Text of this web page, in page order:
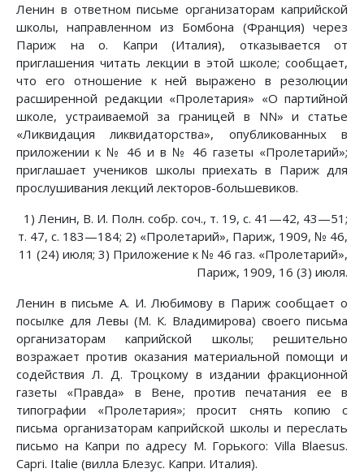
Ленин в ответном письме организаторам каприйской
школы, направленном из Бомбона (Франция) через
Париж на о. Капри (Италия), отказывается от
приглашения читать лекции в этой школе; сообщает,
что его отношение к ней выражено в резолюции
расширенной редакции «Пролетария» «О партийной
школе, устраиваемой за границей в NN» и статье
«Ликвидация ликвидаторства», опубликованных в
приложении к № 46 и в № 46 газеты «Пролетарий»;
приглашает учеников школы приехать в Париж для
прослушивания лекций лекторов-большевиков.
1) Ленин, В. И. Полн. собр. соч., т. 19, с. 41—42, 43—51;
т. 47, с. 183—184; 2) «Пролетарий», Париж, 1909, № 46,
11 (24) июля; 3) Приложение к № 46 газ. «Пролетарий»,
Париж, 1909, 16 (3) июля.
Ленин в письме А. И. Любимову в Париж сообщает о
посылке для Левы (М. К. Владимирова) своего письма
организаторам каприйской школы; решительно
возражает против оказания материальной помощи и
содействия Л. Д. Троцкому в издании фракционной
газеты «Правда» в Вене, против печатания ее в
типографии «Пролетария»; просит снять копию с
письма организаторам каприйской школы и переслать
письмо на Капри по адресу М. Горького: Villa Blaesus.
Capri. Italie (вилла Блезус. Капри. Италия).